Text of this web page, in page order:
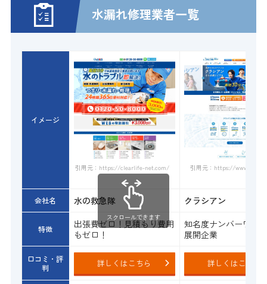
水漏れ修理業者一覧
イメージ
引用元：https://clearlife-net.com/ 引用元：https://
会社名 水の救急隊 クラシアン
特徴
出張費ゼロ！見積もり費用
もゼロ！
知名度ナンバーワン
展開企業
口コミ・評
判
詳しくはこちら 詳しくはこちら
スクロールできます